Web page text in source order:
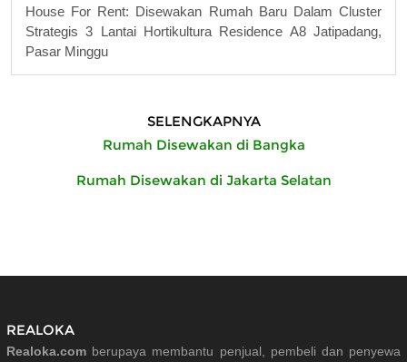
House For Rent: Disewakan Rumah Baru Dalam Cluster
Strategis 3 Lantai Hortikultura Residence A8 Jatipadang,
Pasar Minggu
SELENGKAPNYA
Rumah Disewakan di Bangka
Rumah Disewakan di Jakarta Selatan
REALOKA
Realoka.com berupaya membantu penjual, pembeli dan penyewa